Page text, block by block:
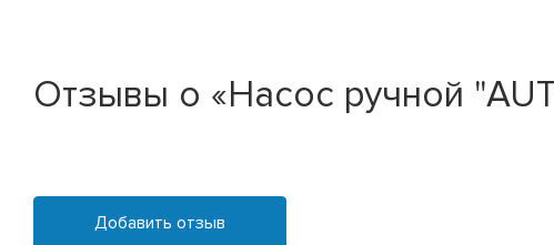
Отзывы о «Насос ручной
Добавить отзыв